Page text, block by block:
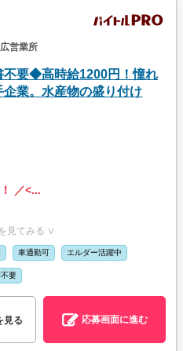
営業所
不要◆高時給1200円！憧れ
企業。水産物の盛り付け
／<...
見てみる ∨
車通勤可 エルダー活躍中
要
見る 応募画面に進む